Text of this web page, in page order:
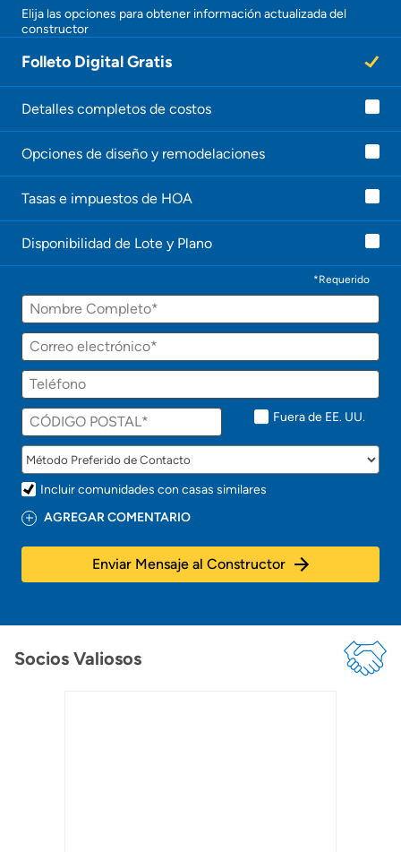
Elija las opciones para obtener información actualizada del
constructor
Folleto Digital Gratis
Detalles completos de costos
Opciones de diseño y remodelaciones
Tasas e impuestos de HOA
Disponibilidad de Lote y Plano
*Requerido
Fuera de EE. UU.
Incluir comunidades con casas similares
AGREGAR COMENTARIO
Enviar Mensaje al Constructor
Socios Valiosos